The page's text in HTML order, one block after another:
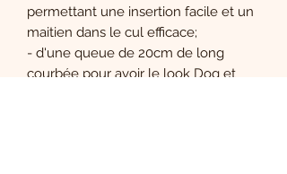
permettant une insertion facile et un
maitien dans le cul efficace;
- d'une queue de 20cm de long
courbée pour avoir le look Dog et